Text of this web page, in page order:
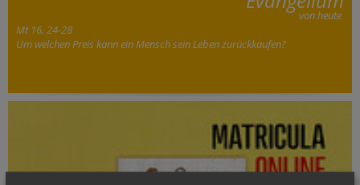
von heute
Mt 16, 24-28
Um welchen Preis kann ein Mensch sein Leben zurückkaufen?